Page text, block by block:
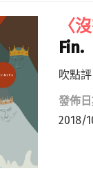
〈
Fin.
吹點
發佈日
2018/